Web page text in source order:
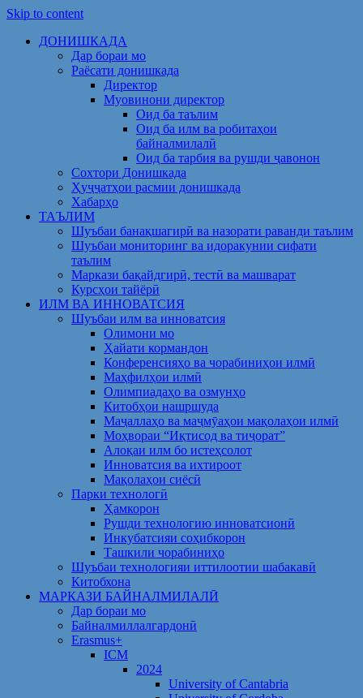
Skip to content
ДОНИШКАДА
Дар бораи мо
Раёсати донишкада
Директор
Муовинони директор
Оид ба таълим
Оид ба илм ва робитаҳои
байналмилалӣ
Оид ба тарбия ва рушди ҷавонон
Сохтори Донишкада
Ҳуҷҷатҳои расмии донишкада
Хабарҳо
ТАЪЛИМ
Шуъбаи банақшагирӣ ва назорати раванди таълим
Шуъбаи мониторинг ва идоракунии сифати
таълим
Маркази бақайдгирӣ, тестӣ ва машварат
Курсҳои тайёрӣ
ИЛМ ВА ИННОВАТСИЯ
Шуъбаи илм ва инноватсия
Олимони мо
Ҳайати кормандон
Конференсияҳо ва чорабиниҳои илмӣ
Маҳфилҳои илмӣ
Олимпиадаҳо ва озмунҳо
Китобҳои нашршуда
Маҷаллаҳо ва маҷмӯаҳои мақолаҳои илмӣ
Моҳвораи “Иқтисод ва тиҷорат”
Алоқаи илм бо истеҳсолот
Инноватсия ва ихтироот
Мақолаҳои сиёсӣ
Парки технологӣ
Ҳамкорон
Рушди технологию инноватсионӣ
Инкубатсияи соҳибкорон
Ташкили чорабиниҳо
Шуъбаи технологияи иттилоотии шабакавӣ
Китобхона
МАРКАЗИ БАЙНАЛМИЛАЛӢ
Дар бораи мо
Байналмиллалгардонӣ
Erasmus+
ICM
2024
University of Cantabria